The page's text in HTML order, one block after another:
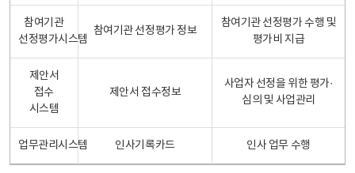
참여기관
선정평가시스템
참여기관 선정평가 정보
참여기관 선정평가 수행 및
평가비 지급
제안서
접수
시스템
제안서 접수정보
사업자 선정을 위한 평가·
심의 및 사업관리
업무관리시스템 인사기록카드 인사 업무 수행